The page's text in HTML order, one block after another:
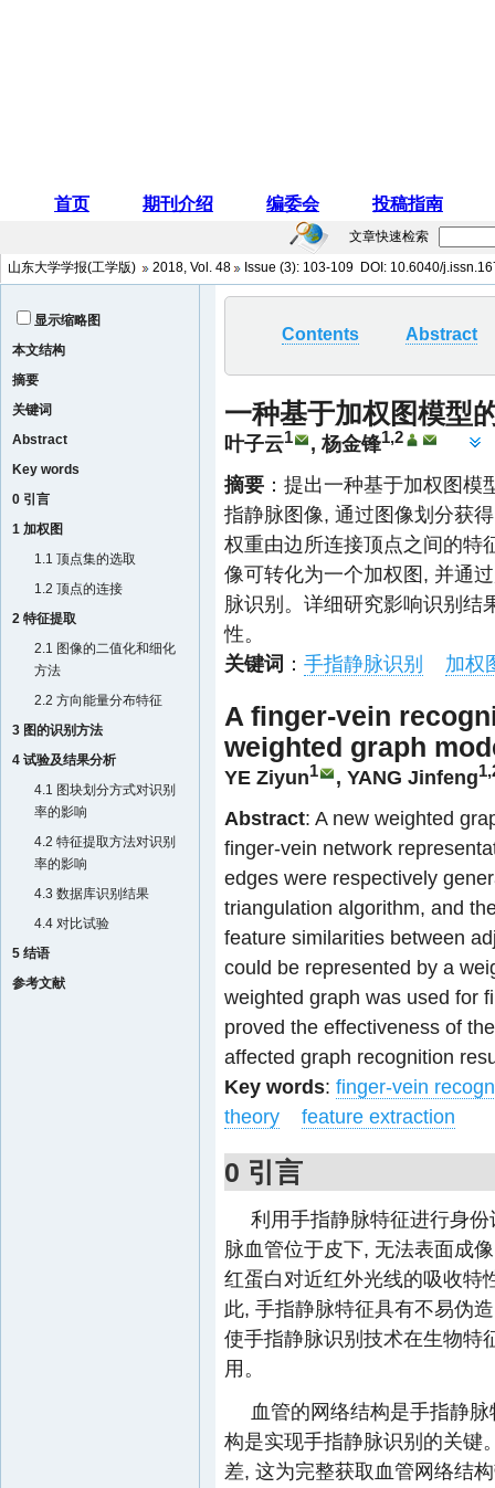
文章快速检索
山东大学学报(工学版)
2018, Vol. 48 Issue (3): 103-109 DOI: 10.6040/
显示缩略图
本文结构
摘要
关键词
Abstract
Key words
0 引言
1 加权图
1.1 顶点集的选取
1.2 顶点的连接
2 特征提取
2.1 图像的二值化和细化
方法
2.2 方向能量分布特征
3 图的识别方法
4 试验及结果分析
4.1 图块划分方式对识别
率的影响
4.2 特征提取方法对识别
率的影响
4.3 数据库识别结果
4.4 对比试验
5 结语
参考文献
Contents Abstract
一种基于加权图模型
叶子云1 ,杨金锋1,2
摘要 ：提出一种基于加权图
指静脉图像, 通过图像划分获
权重由边所连接顶点之间的特
像可转化为一个加权图, 并通
脉识别。详细研究影响识别结
性。
关键词 ： 手指静脉识别 加权
A finger-vein
weighted graph
YE Ziyun1 , YANG Jinfeng
Abstract: A new weighted
finger-vein network
edges were respectively
triangulation algorithm, and
feature similarities between
could be represented by a
weighted graph was used for
proved the effectiveness of
affected graph recognition
Key words: finger-vein
theory
feature extraction
0 引言
利用手指静脉特征进行身
脉血管位于皮下, 无法表面成
红蛋白对近红外光线的吸收特
此, 手指静脉特征具有不易伪
使手指静脉识别技术在生物特
用。
血管的网络结构是手指静
构是实现手指静脉识别的关键
差, 这为完整获取血管网络结